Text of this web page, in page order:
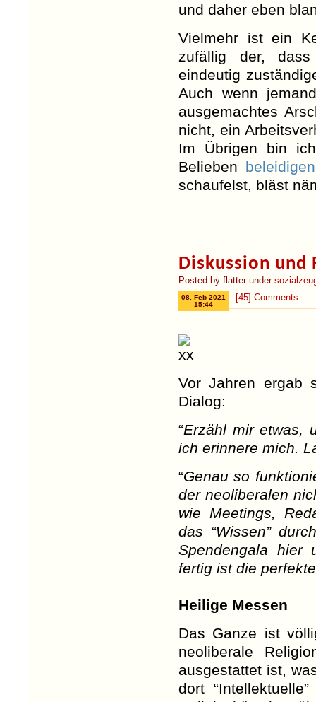
und daher eben
Vielmehr ist ein
zufällig der,
eindeutig
Auch wenn
ausgemachtes
nicht, ein
Im Übrigen bin
Belieben
schaufelst, bläst
Diskussion und
Posted by flatter under
[45] Comments
08. Feb 2021
15:44
Vor Jahren ergab
Dialog:
“Erzähl mir etwas,
ich erinnere mich.
“Genau so
der neoliberalen
wie Meetings,
das “Wissen”
Spendengala hier
fertig ist die
Heilige Messen
Das Ganze ist
neoliberale
ausgestattet ist,
dort